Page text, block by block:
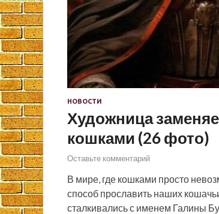
НОВОСТИ
Художница
кошками (26 фото)
Оставьте комментарий
В мире, где кошками просто
способ прославить наших
сталкивались с именем Галины